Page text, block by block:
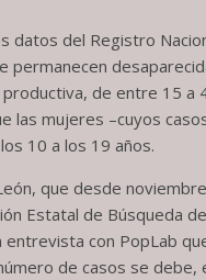
datos del Registro
permanecen
de entre 15 a
las mujeres –cuyos
10 a los 19 años.
que desde
Estatal de Búsqueda
entrevista con PopLab
de casos se debe,